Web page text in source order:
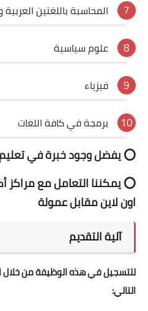
المحاسبة باللغتين العربية
علوم سياسية
فيزياء
برمجة في كافة اللغات
⭕ يفضل وجود خبرة في تعليم
⭕ يمكننا التعامل مع مراكز
اون لاين مقابل عمولة
آلية التقديم
للتسجيل في هذه الوظيفة من خلال
التالي: